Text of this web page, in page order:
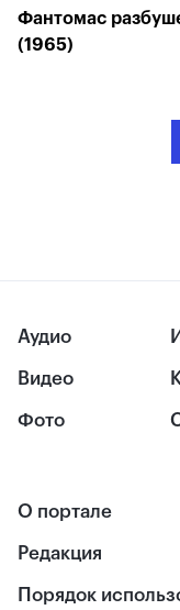
Фантомас
(1965)
Аудио
Видео
Фото
О портале
Редакция
Порядок